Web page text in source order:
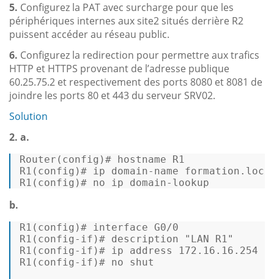
5. Configurez la PAT avec surcharge pour que les
périphériques internes aux site2 situés derrière R2
puissent accéder au réseau public.
6. Configurez la redirection pour permettre aux trafics
HTTP et HTTPS provenant de l’adresse publique
60.25.75.2 et respectivement des ports 8080 et 8081 de
joindre les ports 80 et 443 du serveur SRV02.
Solution
2. a.
Router
R1 (config)# ip domain-name formation
R1 (config)# no ip domain-lookup
b.
R1(config)# interface G0/0
R1(config-if)# description
"LAN R1"
R1(config-if)# ip address 172.16.16.254
R1(config-if)# no shut